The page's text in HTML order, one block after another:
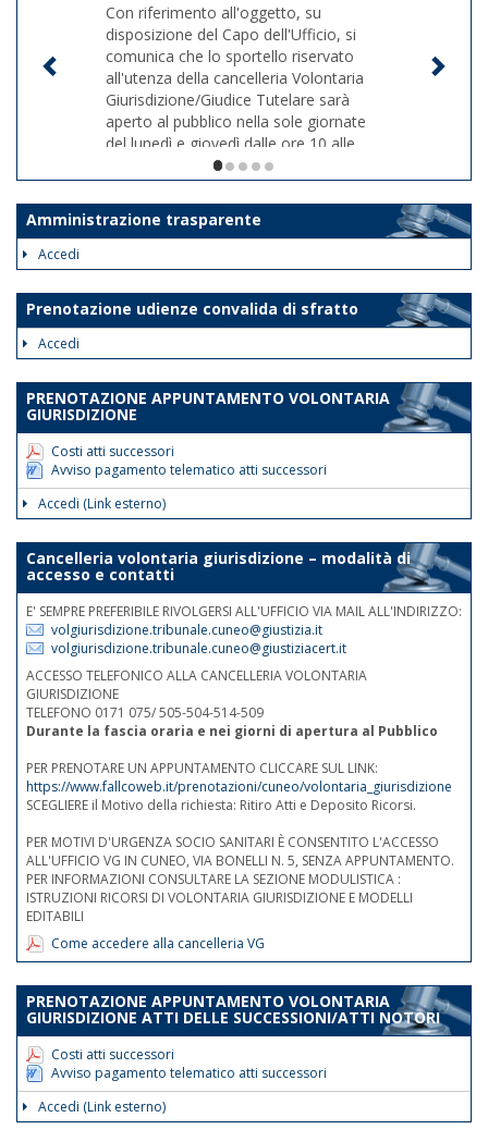
Con riferimento all'oggetto, su
disposizione del Capo dell'Ufficio, si
comunica che lo sportello riservato
all'utenza della cancelleria Volontaria
Giurisdizione/Giudice Tutelare sarà
aperto al pubblico nella sole giornate
del lunedì e giovedì dalle ore 10 alle
ore 12. Le disposizioni suddette
avranno validità dalla data odierna fino
al 30 giugno 2026.
al fine di assicurare la trattazione con
priorità assoluta degli atti indifferibili e
urgenti.
Nelle medesime giornate e fasce
orarie sarà garantita la reperibilità
telefonica ai nn.rr. 0171 075
507/508/514.
1/5
Amministrazione trasparente
Accedi
Prenotazione udienze convalida di sfratto
Accedi
PRENOTAZIONE APPUNTAMENTO VOLONTARIA
GIURISDIZIONE
Costi atti successori
Avviso pagamento telematico atti successori
Accedi (Link esterno)
Cancelleria volontaria giurisdizione – modalità di
accesso e contatti
E' SEMPRE PREFERIBILE RIVOLGERSI ALL'UFFICIO VIA MAIL ALL'INDIRIZZO:
volgiurisdizione.tribunale.cuneo@giustizia.it
volgiurisdizione.tribunale.cuneo@giustiziacert.it
ACCESSO TELEFONICO ALLA CANCELLERIA VOLONTARIA
GIURISDIZIONE
TELEFONO 0171 075/ 505-504-514-509
Durante la fascia oraria e nei giorni di apertura al Pubblico
PER PRENOTARE UN APPUNTAMENTO CLICCARE SUL LINK:
https://www.fallcoweb.it/prenotazioni/cuneo/volontaria_giurisdizione
SCEGLIERE il Motivo della richiesta: Ritiro Atti e Deposito Ricorsi.
PER MOTIVI D'URGENZA SOCIO SANITARI È CONSENTITO L'ACCESSO
ALL'UFFICIO VG IN CUNEO, VIA BONELLI N. 5, SENZA APPUNTAMENTO.
PER INFORMAZIONI CONSULTARE LA SEZIONE MODULISTICA :
ISTRUZIONI RICORSI DI VOLONTARIA GIURISDIZIONE E MODELLI
EDITABILI
Come accedere alla cancelleria VG
PRENOTAZIONE APPUNTAMENTO VOLONTARIA
GIURISDIZIONE ATTI DELLE SUCCESSIONI/ATTI NOTORI
Costi atti successori
Avviso pagamento telematico atti successori
Accedi (Link esterno)